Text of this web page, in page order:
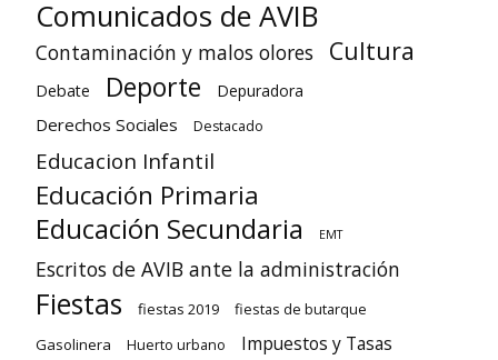
Comunicados de AVIB
Contaminación y malos olores Cultura
Debate Deporte Depuradora
Derechos Sociales Destacado
Educacion Infantil
Educación Primaria
Educación Secundaria EMT
Escritos de AVIB ante la administración
Fiestas fiestas 2019
fiestas de butarque
Gasolinera
Huerto urbano Impuestos y Tasas